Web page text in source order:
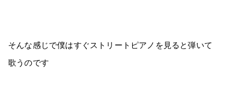
そんな感じで僕はすぐストリートピアノを見ると弾いて
歌うのです